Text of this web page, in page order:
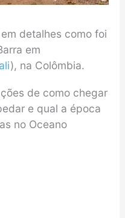
detalhes como foi
em
), na Colômbia.
de como chegar
e qual a época
no Oceano